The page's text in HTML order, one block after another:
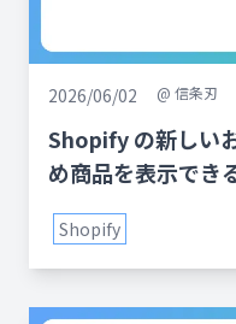
2026/06/02 @ 信条刃
Shopify の新しい
め商品を表示でき
Shopify